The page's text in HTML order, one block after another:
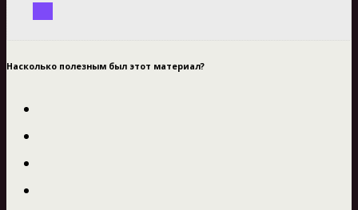
Насколько полезным был этот материал?